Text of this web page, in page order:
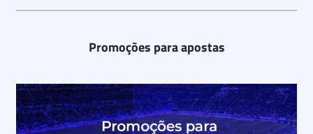
Promoções para apostas